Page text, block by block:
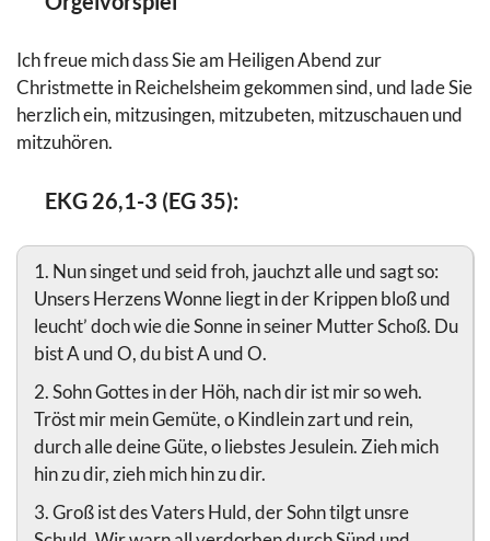
Ich freue mich dass Sie am Heiligen Abend zur
Christmette in Reichelsheim gekommen sind, und lade Sie
herzlich ein, mitzusingen, mitzubeten, mitzuschauen und
mitzuhören.
EKG 26,1-3 (EG 35):
1. Nun singet und seid froh, jauchzt alle und sagt so:
Unsers Herzens Wonne liegt in der Krippen bloß und
leucht’ doch wie die Sonne in seiner Mutter Schoß. Du
bist A und O, du bist A und O.
2. Sohn Gottes in der Höh, nach dir ist mir so weh.
Tröst mir mein Gemüte, o Kindlein zart und rein,
durch alle deine Güte, o liebstes Jesulein. Zieh mich
hin zu dir, zieh mich hin zu dir.
3. Groß ist des Vaters Huld, der Sohn tilgt unsre